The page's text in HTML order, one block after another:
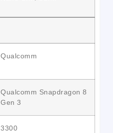
Qualcomm
Qualcomm Snapdragon 8
Gen 3
3300